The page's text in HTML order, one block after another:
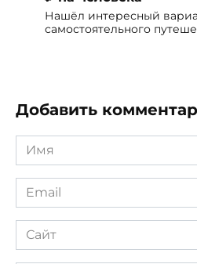
Нашёл интересный
самостоятельного
Добавить
Имя
Email
Сайт